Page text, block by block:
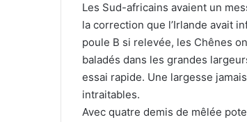
Les Sud-africains avaient un
la correction que l’Irlande avait
poule B si relevée, les Chênes
baladés dans les grandes
essai rapide. Une largesse
intraitables.
Avec quatre demis de mêlée